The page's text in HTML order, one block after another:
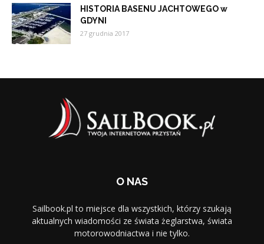
HISTORIA BASENU JACHTOWEGO w
GDYNI
27 grudnia 2017
O NAS
Sailbook.pl to miejsce dla wszystkich, którzy szukają
aktualnych wiadomości ze świata żeglarstwa, świata
motorowodniactwa i nie tylko.